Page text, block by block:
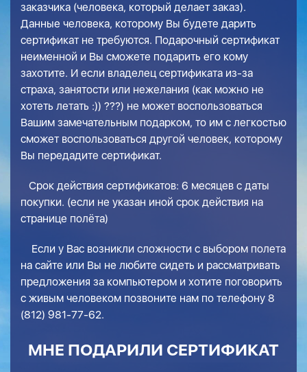
заказчика (человека, который делает заказ).
Данные человека, которому Вы будете дарить
сертификат не требуются. Подарочный сертификат
неименной и Вы сможете подарить его кому
захотите. И если владелец сертификата из-за
страха, занятости или нежелания (как можно не
хотеть летать :)) ???) не может воспользоваться
Вашим замечательным подарком, то им с легкостью
сможет воспользоваться другой человек, которому
Вы передадите сертификат.
Срок действия сертификатов: 6 месяцев с даты
покупки. (если не указан иной срок действия на
странице полёта)
Если у Вас возникли сложности с выбором полета
на сайте или Вы не любите сидеть и рассматривать
предложения за компьютером и хотите поговорить
с живым человеком позвоните нам по телефону 8
(812) 981-77-62.
МНЕ ПОДАРИЛИ СЕРТИФИКАТ